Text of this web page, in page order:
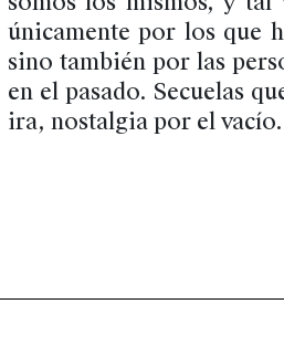
únicamente por los que
sino también por las
en el pasado. Secuelas
ira, nostalgia por el vacío.